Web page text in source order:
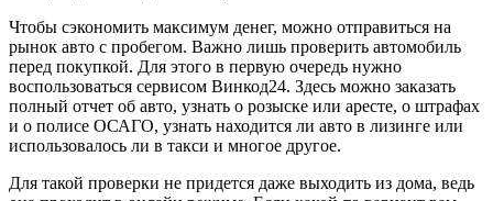
Чтобы сэкономить максимум денег, можно отправиться на
рынок авто с пробегом. Важно лишь проверить автомобиль
перед покупкой. Для этого в первую очередь нужно
воспользоваться сервисом Винкод24. Здесь можно заказать
полный отчет об авто, узнать о розыске или аресте, о штрафах
и о полисе ОСАГО, узнать находится ли авто в лизинге или
использовалось ли в такси и многое другое.
Для такой проверки не придется даже выходить из дома, ведь